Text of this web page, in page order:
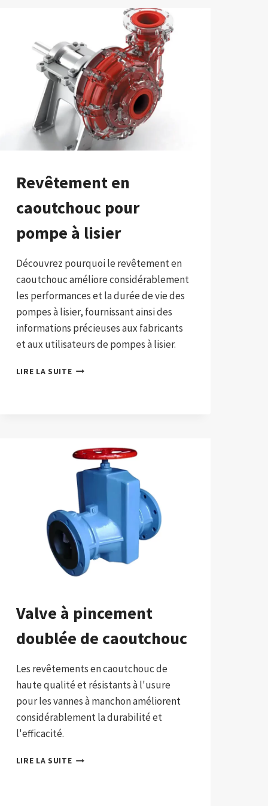
Revêtement en
caoutchouc pour
pompe à lisier
Découvrez pourquoi le revêtement en
caoutchouc améliore considérablement
les performances et la durée de vie des
pompes à lisier, fournissant ainsi des
informations précieuses aux fabricants
et aux utilisateurs de pompes à lisier.
LIRE LA SUITEREVÊTEMENT
Valve à pincement
doublée de caoutchouc
Les revêtements en caoutchouc de
haute qualité et résistants à l'usure
pour les vannes à manchon améliorent
considérablement la durabilité et
l'efficacité.
LIRE LA SUITEVALVE